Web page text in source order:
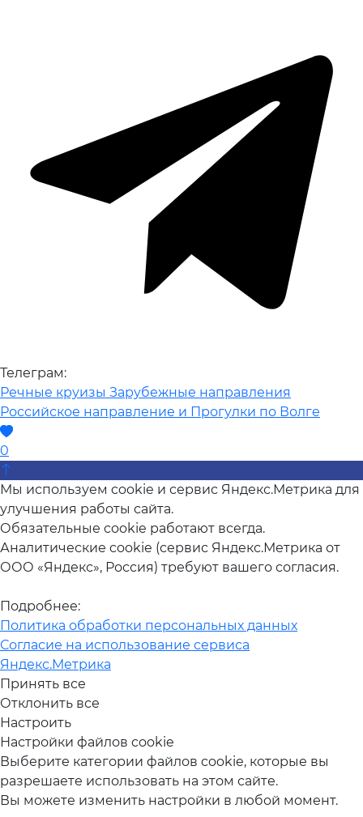
Телеграм:
Речные круизы Зарубежные направления
Российское направление и Прогулки по Волге
0
Мы используем cookie и сервис Яндекс.Метрика для
улучшения работы сайта.
Обязательные cookie работают всегда.
Аналитические cookie (сервис Яндекс.Метрика от
ООО «Яндекс», Россия) требуют вашего согласия.
Подробнее:
Политика обработки персональных данных
Согласие на использование сервиса
Яндекс.Метрика
Принять все
Отклонить все
Настроить
Настройки файлов cookie
Выберите категории файлов cookie, которые вы
разрешаете использовать на этом сайте.
Вы можете изменить настройки в любой момент.